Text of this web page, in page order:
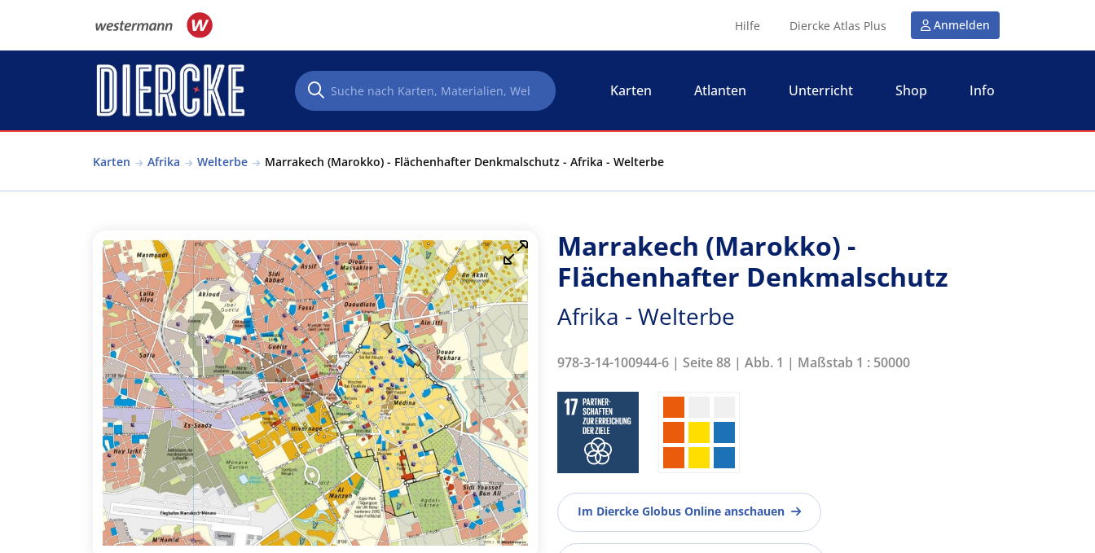
Hilfe Diercke Atlas Plus Anmelden
Karten Atlanten Unterricht Shop Info
Karten Afrika Welterbe Marrakech (Marokko) - Flächenhafter Denkmalschutz - Afrika - Welterbe
Marrakech (Marokko) -
Flächenhafter Denkmalschutz
Afrika - Welterbe
978-3-14-100944-6 | Seite 88 | Abb. 1 | Maßstab 1 : 50000
Im Diercke Globus Online anschauen